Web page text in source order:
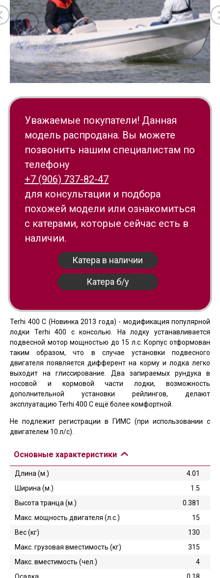
Уважаемые покупатели! Данная
модель распродана. Вы можете
позвонить нашим специалистам по
телефону
+7 (906) 737-82-47
для консультации и подбора
похожей модели или ознакомиться
с катерами, которые сейчас есть в
наличии.
Катера в наличии
Катера б/у
Terhi 400 C (Новинка 2013 года) - модификация популярной
лодки Terhi 400 с консолью. На лодку устанавливается
подвесной мотор мощностью до 15 л.с. Корпус отформован
таким образом, что в случае установки подвесного
двигателя появляется дифферент на корму и лодка легко
выходит на глиссирование. Два запираемых рундука в
носовой и кормовой части лодки, возможность
дополнительной установки рейлингов, делают
эксплуатацию Terhi 400 C ещё более комфортной.
Не подлежит регистрации в ГИМС (при использовании с
двигателем 10 л/с).
Основные характеристики
Длина (м.)
4.01
Ширина (м.)
1.5
Высота транца (м.)
0.381
Макс. мощность двигателя (л.с.)
15
Вес (кг)
130
Макс. грузовая вместимость (кг)
315
Макс. вместимость (чел.)
4